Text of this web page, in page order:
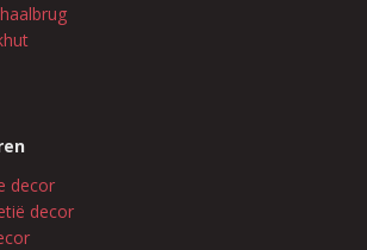
decor
decor